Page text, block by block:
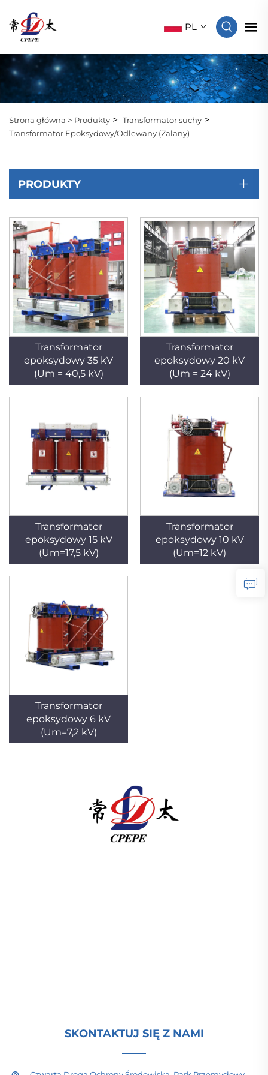
PL
Strona główna > Produkty > Transformator suchy >
Transformator Epoksydowy/Odlewany (Zalany)
PRODUKTY
Transformator
epoksydowy 35 kV
(Um = 40,5 kV)
Transformator
epoksydowy 20 kV
(Um = 24 kV)
Transformator
epoksydowy 15 kV
(Um=17,5 kV)
Transformator
epoksydowy 10 kV
(Um=12 kV)
Transformator
epoksydowy 6 kV
(Um=7,2 kV)
SKONTAKTUJ SIĘ Z NAMI